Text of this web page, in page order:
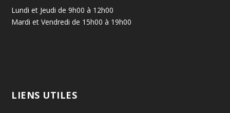
Lundi et Jeudi de 9h00 à 12h00
Mardi et Vendredi de 15h00 à 19h00
LIENS UTILES